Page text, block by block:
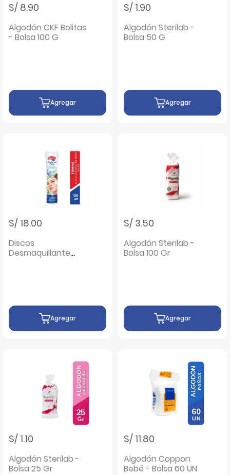
S/ 8.90
Algodón CKF Bolitas
- Bolsa 100 G
Agregar
S/ 1.90
Algodón Sterilab -
Bolsa 50 G
Agregar
S/ 18.00
Discos
Desmaquillante
Agregar
S/ 3.50
Algodón Sterilab -
Bolsa 100 Gr
Agregar
S/ 1.10
Algodón Sterilab -
Bolsa 25 Gr
S/ 11.80
Algodón Coppon
Bebé - Bolsa 60 UN